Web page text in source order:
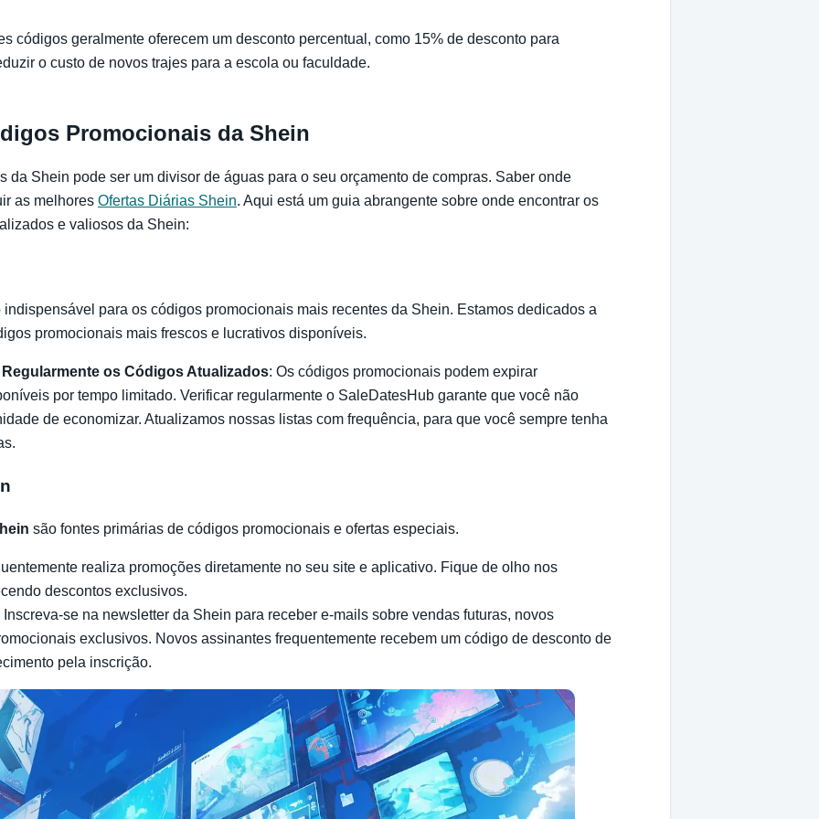
códigos geralmente oferecem um desconto percentual, como 15% de desconto para
o custo de novos trajes para a escola ou faculdade.
Promocionais da Shein
da Shein pode ser um divisor de águas para o seu orçamento de compras. Saber onde
as melhores Ofertas Diárias Shein. Aqui está um guia abrangente sobre onde encontrar os
e valiosos da Shein:
para os códigos promocionais mais recentes da Shein. Estamos dedicados a
promocionais mais frescos e lucrativos disponíveis.
os Códigos Atualizados: Os códigos promocionais podem expirar
por tempo limitado. Verificar regularmente o SaleDatesHub garante que você não
de economizar. Atualizamos nossas listas com frequência, para que você sempre tenha
são fontes primárias de códigos promocionais e ofertas especiais.
realiza promoções diretamente no seu site e aplicativo. Fique de olho nos
descontos exclusivos.
Inscreva-se na newsletter da Shein para receber e-mails sobre vendas futuras, novos
exclusivos. Novos assinantes frequentemente recebem um código de desconto de
pela inscrição.